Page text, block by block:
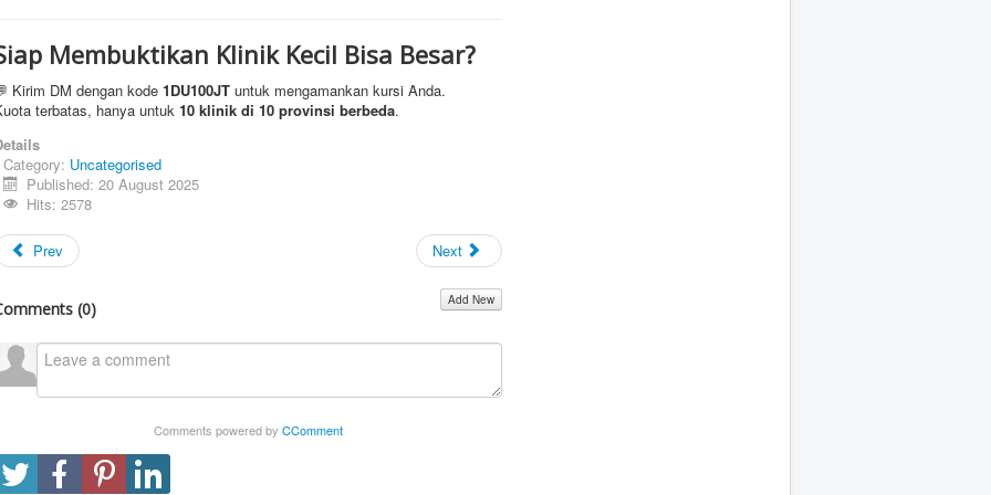
Membuktikan Klinik Kecil Bisa Besar?
Kirim DM dengan kode 1DU100JT untuk mengamankan kursi Anda.
terbatas, hanya untuk 10 klinik di 10 provinsi berbeda.
Category: Uncategorised
Published: 20 August 2025
Hits: 2578
Prev Next
(0) Add New
Comments powered by CComment